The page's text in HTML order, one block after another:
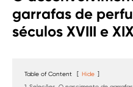
garrafas de
séculos XVIII e
Table of Content [ Hide ]